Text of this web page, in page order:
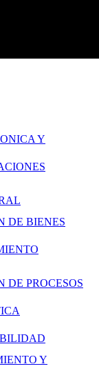
Y
DE BIENES
DE PROCESOS
Y